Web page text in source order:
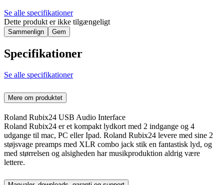
Se alle specifikationer
Dette produkt er ikke tilgængeligt
Sammenlign Gem
Specifikationer
Se alle specifikationer
Mere om produktet
Roland Rubix24 USB Audio Interface
Roland Rubix24 er et kompakt lydkort med 2 indgange og 4
udgange til mac, PC eller Ipad. Roland Rubix24 levere med sine 2
støjsvage preamps med XLR combo jack stik en fantastisk lyd, og
med størrelsen og alsigheden har musikproduktion aldrig være
lettere.